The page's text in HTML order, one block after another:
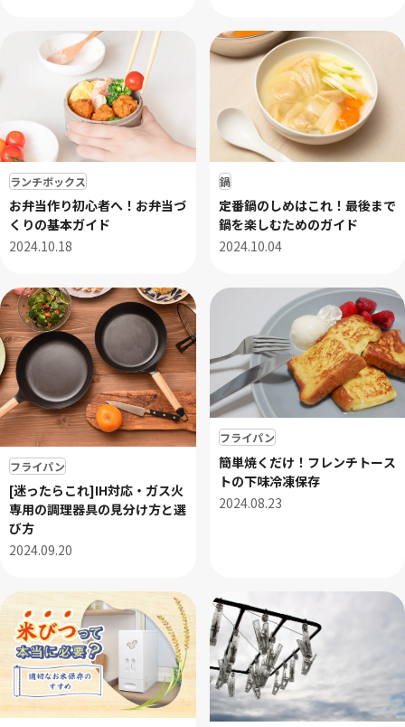
ランチボックス
お弁当作り初心者へ！お弁当づ
くりの基本ガイド
2024.10.18
鍋
定番鍋のしめはこれ！最後まで
鍋を楽しむためのガイド
2024.10.04
フライパン
[迷ったらこれ]IH対応・ガス火
専用の調理器具の見分け方と選
び方
2024.09.20
フライパン
簡単焼くだけ！フレンチトース
トの下味冷凍保存
2024.08.23